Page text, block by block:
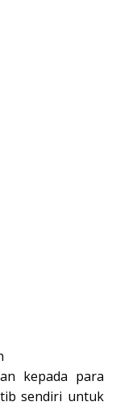
kepada para
sendiri untuk